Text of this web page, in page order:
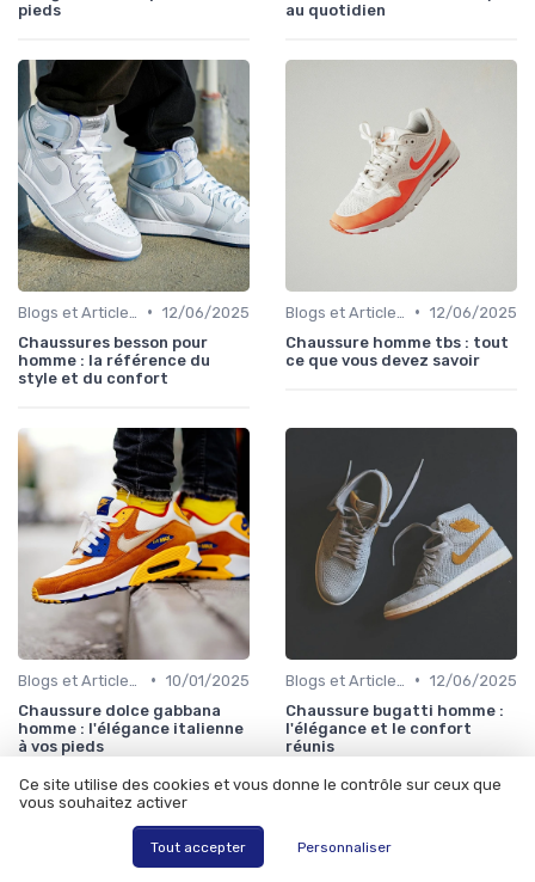
pieds
au quotidien
• 12/06/2025
Chaussures besson pour
homme : la référence du
style et du confort
• 12/06/2025
Chaussure homme tbs : tout
ce que vous devez savoir
• 10/01/2025
Chaussure dolce gabbana
homme : l'élégance italienne
à vos pieds
• 12/06/2025
Chaussure bugatti homme :
l'élégance et le confort
réunis
Ce site utilise des cookies et vous donne le contrôle sur ceux que
vous souhaitez activer
Tout accepter Personnaliser